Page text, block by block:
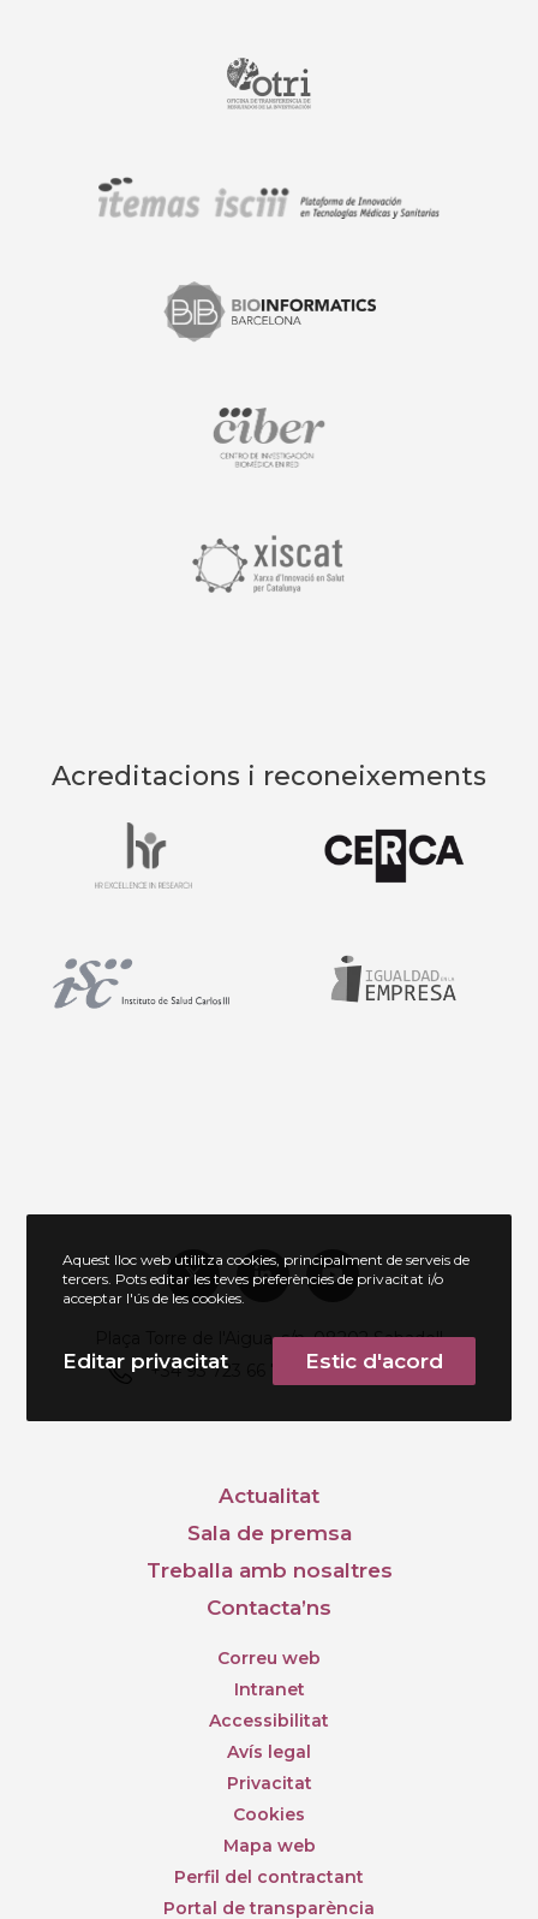
Acreditacions i reconeixements
Plaça Torre de l'Aigua, s/n, 08202 Sabadell
+34 93 723 66 73 / +34 651 136 172
Actualitat
Sala de premsa
Treballa amb nosaltres
Contacta’ns
Correu web
Intranet
Accessibilitat
Avís legal
Privacitat
Cookies
Mapa web
Perfil del contractant
Portal de transparència
Aquest lloc web utilitza cookies, principalment de serveis de
tercers. Pots editar les teves preferències de privacitat i/o
acceptar l'ús de les cookies.
Editar privacitat Estic d'acord